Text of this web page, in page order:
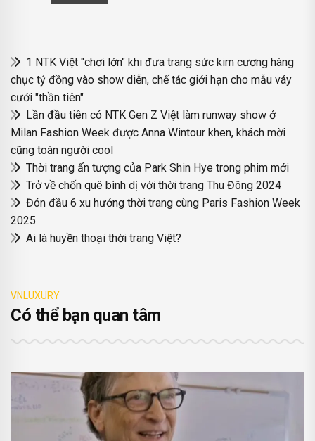
1 NTK Việt "chơi lớn" khi đưa trang sức kim cương hàng
chục tỷ đồng vào show diễn, chế tác giới hạn cho mẫu váy
cưới "thần tiên"
Lần đầu tiên có NTK Gen Z Việt làm runway show ở
Milan Fashion Week được Anna Wintour khen, khách mời
cũng toàn người cool
Thời trang ấn tượng của Park Shin Hye trong phim mới
Trở về chốn quê bình dị với thời trang Thu Đông 2024
Đón đầu 6 xu hướng thời trang cùng Paris Fashion Week
2025
Ai là huyền thoại thời trang Việt?
VNLUXURY
Có thể bạn quan tâm